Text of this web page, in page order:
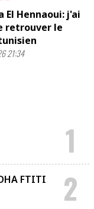
El Hennaoui: j'ai
retrouver le
21:34
1
FTITI
2